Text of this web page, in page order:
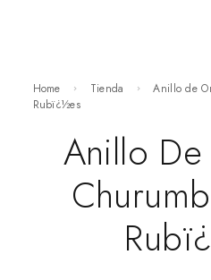
Home Tienda
Anillo de
Rubï¿½es
Anillo